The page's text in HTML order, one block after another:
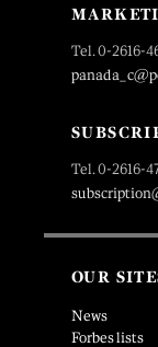
Tel. 0-2616-
Tel. 0-2616-
OUR
News
Forbes lists